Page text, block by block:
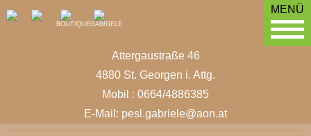
MENÜ
BOUTIQUEGABRIELE
Attergaustraße 46
4880 St. Georgen i. Attg.
Mobil : 0664/4886385
E-Mail: pesl.gabriele@aon.at